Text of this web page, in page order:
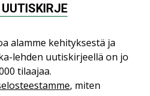
alamme kehityksestä ja
lehden uutiskirjeellä on jo
tilaajaa.
, miten